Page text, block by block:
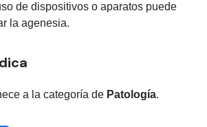
de dispositivos o aparatos puede
la agenesia.
a la categoría de Patología.